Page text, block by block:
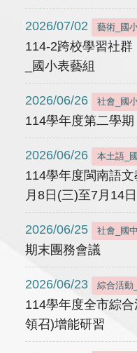
2026/07/02 藝術_國
114-2跨校學習社群
_國小表藝組
2026/06/26 社會_國
114學年度第二學
2026/06/26 本土語_
114學年度閩南語
月8日(三)至7月14
2026/06/25 社會_國中
期末團務會議
2026/06/23 綜合活動
114學年度全市綜
領召)增能研習